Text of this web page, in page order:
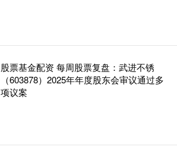
股票基金配资 每周股票复盘：武进不锈
（603878）2025年年度股东会审议通过多
项议案